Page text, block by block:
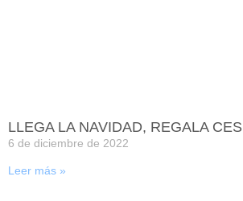
LLEGA LA NAVIDAD, REGALA CES
6 de diciembre de 2022
Leer más »